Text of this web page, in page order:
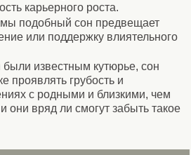
карьерного роста.
подобный сон предвещает
или поддержку влиятельного
известным кутюрье, сон
проявлять грубость и
с родными и близкими, чем
они вряд ли смогут забыть такое